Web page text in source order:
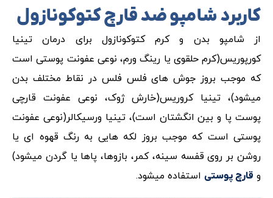
کاربرد شامپو ضد قارچ کتوکونازول
از شامپو بدن و کرم کتوکونازول برای درمان تینیا
کورپوریس(کرم حلقوی یا رینگ ورم، نوعی عفونت پوستی است
که موجب بروز جوش های فلس فلس در نقاط مختلف بدن
میشود)، تینیا کروریس(خارش ژوک، نوعی عفونت قارچی
پوست پا و بین انگشتان است)، تینیا ورسیکالر(نوعی عفونت
پوستی است که موجب بروز لکه هایی به رنگ قهوه ای یا
روشن بر روی قفسه سینه، کمر، بازوها، پاها یا گردن میشود)
و قارچ پوستی استفاده میشود.